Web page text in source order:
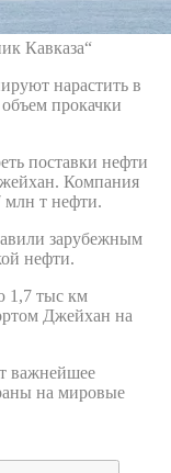
Кавказа“
нарастить в
прокачки
поставки нефти
Компания
млн т нефти.
зарубежным
нефти.
1,7 тыс км
Джейхан на
важнейшее
на мировые